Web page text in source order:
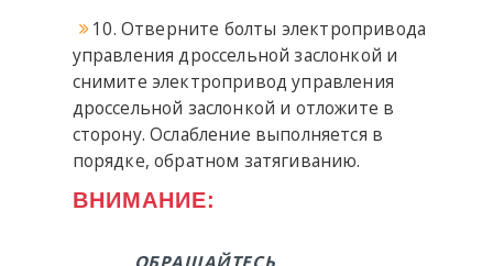
10. Отверните болты электропривода
управления дроссельной заслонкой и
снимите электропривод управления
дроссельной заслонкой и отложите в
сторону. Ослабление выполняется в
порядке, обратном затягиванию.
ВНИМАНИЕ:
ОБРАЩАЙТЕСЬ